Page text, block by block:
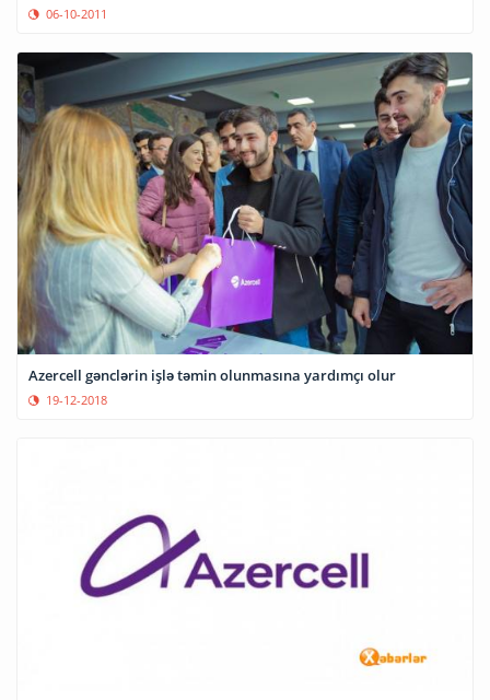
06-10-2011
Azercell gənclərin işlə təmin olunmasına yardımçı olur
19-12-2018